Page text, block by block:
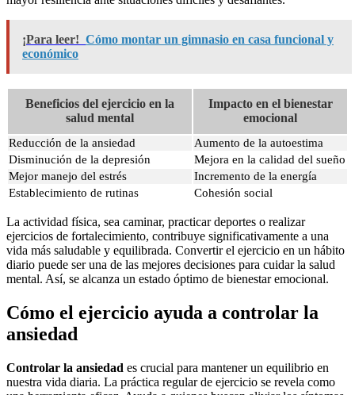
¡Para leer! Cómo montar un gimnasio en casa funcional y
económico
Beneficios del ejercicio en la
salud mental
Impacto en el bienestar
emocional
Reducción de la ansiedad
Aumento de la autoestima
Disminución de la depresión
Mejora en la calidad del sueño
Mejor manejo del estrés
Incremento de la energía
Establecimiento de rutinas
Cohesión social
La actividad física, sea caminar, practicar deportes o realizar
ejercicios de fortalecimiento, contribuye significativamente a una
vida más saludable y equilibrada. Convertir el ejercicio en un hábito
diario puede ser una de las mejores decisiones para cuidar la salud
mental. Así, se alcanza un estado óptimo de bienestar emocional.
Cómo el ejercicio ayuda a controlar la
ansiedad
Controlar la ansiedad es crucial para mantener un equilibrio en
nuestra vida diaria. La práctica regular de ejercicio se revela como